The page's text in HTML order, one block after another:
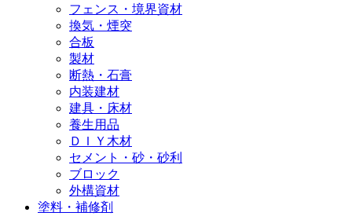
フェンス・境界資材
換気・煙突
合板
製材
断熱・石膏
内装建材
建具・床材
養生用品
ＤＩＹ木材
セメント・砂・砂利
ブロック
外構資材
塗料・補修剤